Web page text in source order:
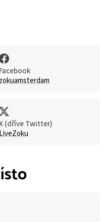
Facebook
zokuamsterdam
(dříve Twitter)
LiveZoku